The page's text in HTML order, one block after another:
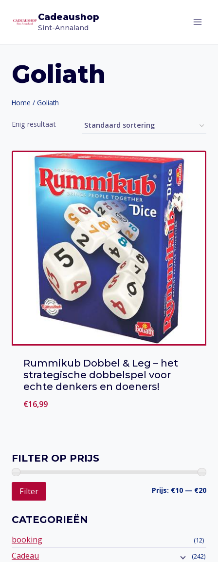
naar
Cadeaushop
Sint-Annaland
Goliath
Home / Goliath
Enig resultaat
Rummikub Dobbel & Leg – het
strategische dobbelspel voor
echte denkers en doeners!
€16,99
FILTER OP PRIJS
Filter Prijs: €10 — €20
CATEGORIEËN
booking (12)
Cadeau (242)